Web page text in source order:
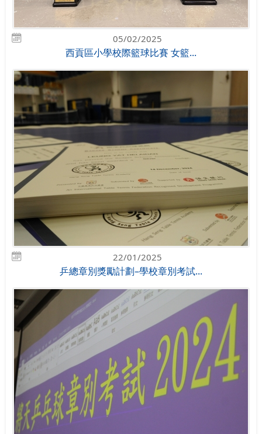
05/02/2025
西貢區小學校際籃球比賽 女籃...
22/01/2025
乒總章別獎勵計劃–學校章別考試...